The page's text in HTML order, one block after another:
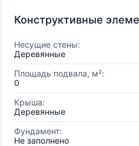
Конструктивные
Несущие стены:
Деревянные
Площадь подвала, м²:
0
Крыша:
Деревянные
Фундамент:
Не заполнено